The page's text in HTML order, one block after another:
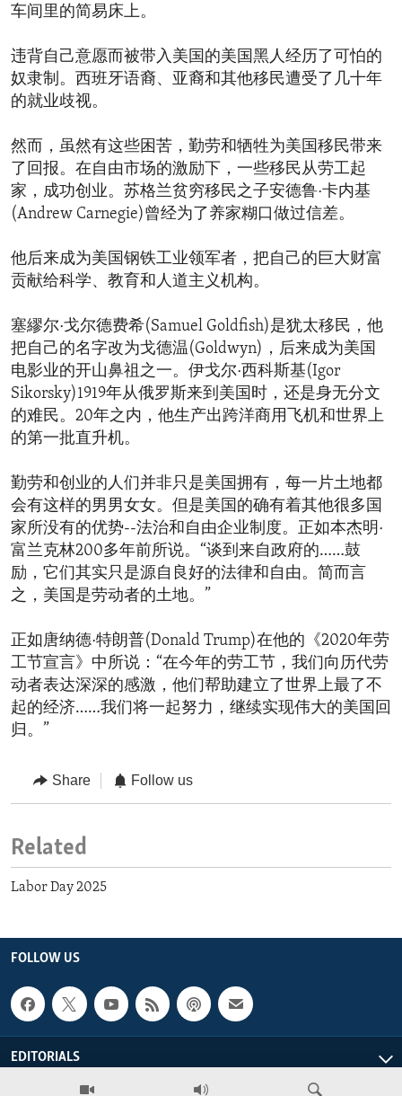
车间里的简易床上。
违背自己意愿而被带入美国的美国黑人经历了可怕的
奴隶制。西班牙语裔、亚裔和其他移民遭受了几十年
的就业歧视。
然而，虽然有这些困苦，勤劳和牺牲为美国移民带来
了回报。在自由市场的激励下，一些移民从劳工起
家，成功创业。苏格兰贫穷移民之子安德鲁·卡内基
(Andrew Carnegie)曾经为了养家糊口做过信差。
他后来成为美国钢铁工业领军者，把自己的巨大财富
贡献给科学、教育和人道主义机构。
塞繆尔·戈尔德费希(Samuel Goldfish)是犹太移民，他
把自己的名字改为戈德温(Goldwyn)，后来成为美国
电影业的开山鼻祖之一。伊戈尔·西科斯基(Igor
Sikorsky)1919年从俄罗斯来到美国时，还是身无分文
的难民。20年之内，他生产出跨洋商用飞机和世界上
的第一批直升机。
勤劳和创业的人们并非只是美国拥有，每一片土地都
会有这样的男男女女。但是美国的确有着其他很多国
家所没有的优势--法治和自由企业制度。正如本杰明·
富兰克林200多年前所说。“谈到来自政府的……鼓
励，它们其实只是源自良好的法律和自由。简而言
之，美国是劳动者的土地。”
正如唐纳德·特朗普(Donald Trump)在他的《2020年劳
工节宣言》中所说：“在今年的劳工节，我们向历代劳
动者表达深深的感激，他们帮助建立了世界上最了不
起的经济……我们将一起努力，继续实现伟大的美国回
归。”
Share Follow us
Related
Labor Day 2025
FOLLOW US
EDITORIALS